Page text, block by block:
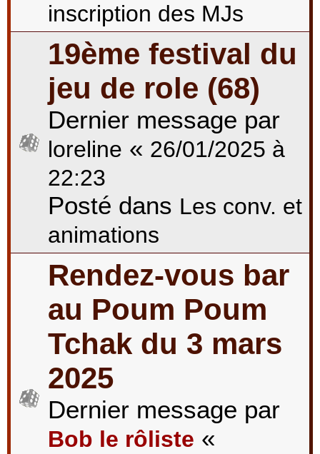
inscription des MJs
19ème festival du
jeu de role (68)
Dernier message par
loreline « 26/01/2025 à
22:23
Posté dans Les conv. et
animations
Rendez-vous bar
au Poum Poum
Tchak du 3 mars
2025
Dernier message par
Bob le rôliste «